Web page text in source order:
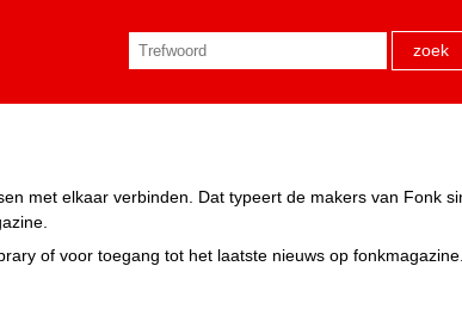
zoek
met elkaar verbinden. Dat typeert de makers van Fonk
of voor toegang tot het laatste nieuws op